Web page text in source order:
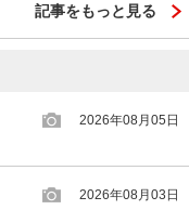
記事をもっと見る
2026年08月05日
2026年08月03日